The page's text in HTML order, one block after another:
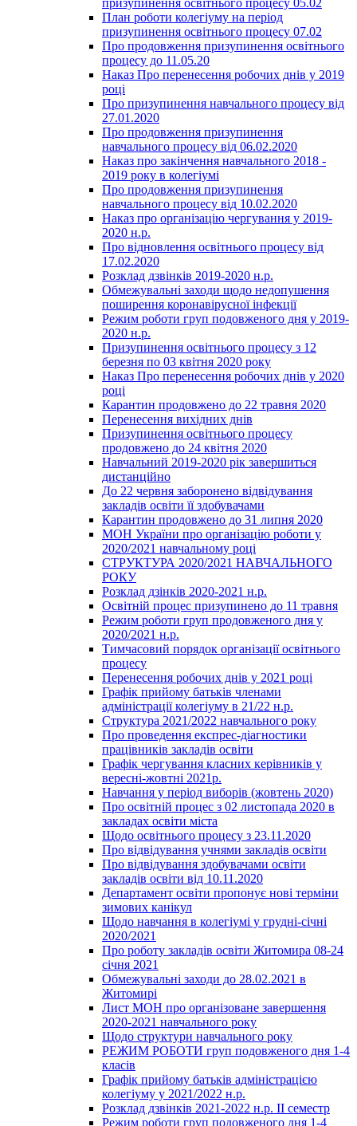
План роботи колегіуму на період
призупинення освітнього процесу 07.02
Про продовження призупинення освітнього
процесу до 11.05.20
Наказ Про перенесення робочих днів у 2019
році
Про призупинення навчального процесу від
27.01.2020
Про продовження призупинення
навчального процесу від 06.02.2020
Наказ про закінчення навчального 2018 -
2019 року в колегіумі
Про продовження призупинення
навчального процесу від 10.02.2020
Наказ про організацію чергування у 2019-
2020 н.р.
Про відновлення освітнього процесу від
17.02.2020
Розклад дзвінків 2019-2020 н.р.
Обмежувальні заходи щодо недопушення
поширення коронавірусної інфекції
Режим роботи груп подовженого дня у 2019-
2020 н.р.
Призупинення освітнього процесу з 12
березня по 03 квітня 2020 року
Наказ Про перенесення робочих днів у 2020
році
Карантин продовжено до 22 травня 2020
Перенесення вихідних днів
Призупинення освітнього процесу
продовжено до 24 квітня 2020
Навчальний 2019-2020 рік завершиться
дистанційно
До 22 червня заборонено відвідування
закладів освіти її здобувачами
Карантин продовжено до 31 липня 2020
МОН України про організацію роботи у
2020/2021 навчальному році
СТРУКТУРА 2020/2021 НАВЧАЛЬНОГО
РОКУ
Розклад дзінків 2020-2021 н.р.
Освітній процес призупинено до 11 травня
Режим роботи груп продовженого дня у
2020/2021 н.р.
Тимчасовий порядок організації освітнього
процесу
Перенесення робочих днів у 2021 році
Графік прийому батьків членами
адміністрації колегіуму в 21/22 н.р.
Структура 2021/2022 навчального року
Про проведення експрес-діагностики
працівників закладів освіти
Графік чергування класних керівників у
вересні-жовтні 2021р.
Навчання у період виборів (жовтень 2020)
Про освітній процес з 02 листопада 2020 в
закладах освіти міста
Щодо освітнього процесу з 23.11.2020
Про відвідування учнями закладів освіти
Про відвідування здобувачами освіти
закладів освіти від 10.11.2020
Департамент освіти пропонує нові терміни
зимових канікул
Щодо навчання в колегіумі у грудні-січні
2020/2021
Про роботу закладів освіти Житомира 08-24
січня 2021
Обмежувальні заходи до 28.02.2021 в
Житомирі
Лист МОН про організоване завершення
2020-2021 навчального року
Щодо структури навчального року
РЕЖИМ РОБОТИ груп подовженого дня 1-4
класів
Графік прийому батьків адміністрацією
колегіуму у 2021/2022 н.р.
Розклад дзвінків 2021-2022 н.р. ІІ семестр
Режим роботи груп подовженого дня 1-4